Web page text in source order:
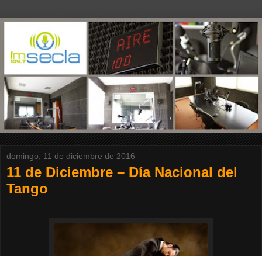
domingo, 11 de diciembre de 2016
11 de Diciembre – Día Nacional del
Tango